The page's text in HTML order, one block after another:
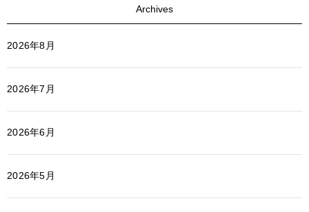
Archives
2026年8月
2026年7月
2026年6月
2026年5月